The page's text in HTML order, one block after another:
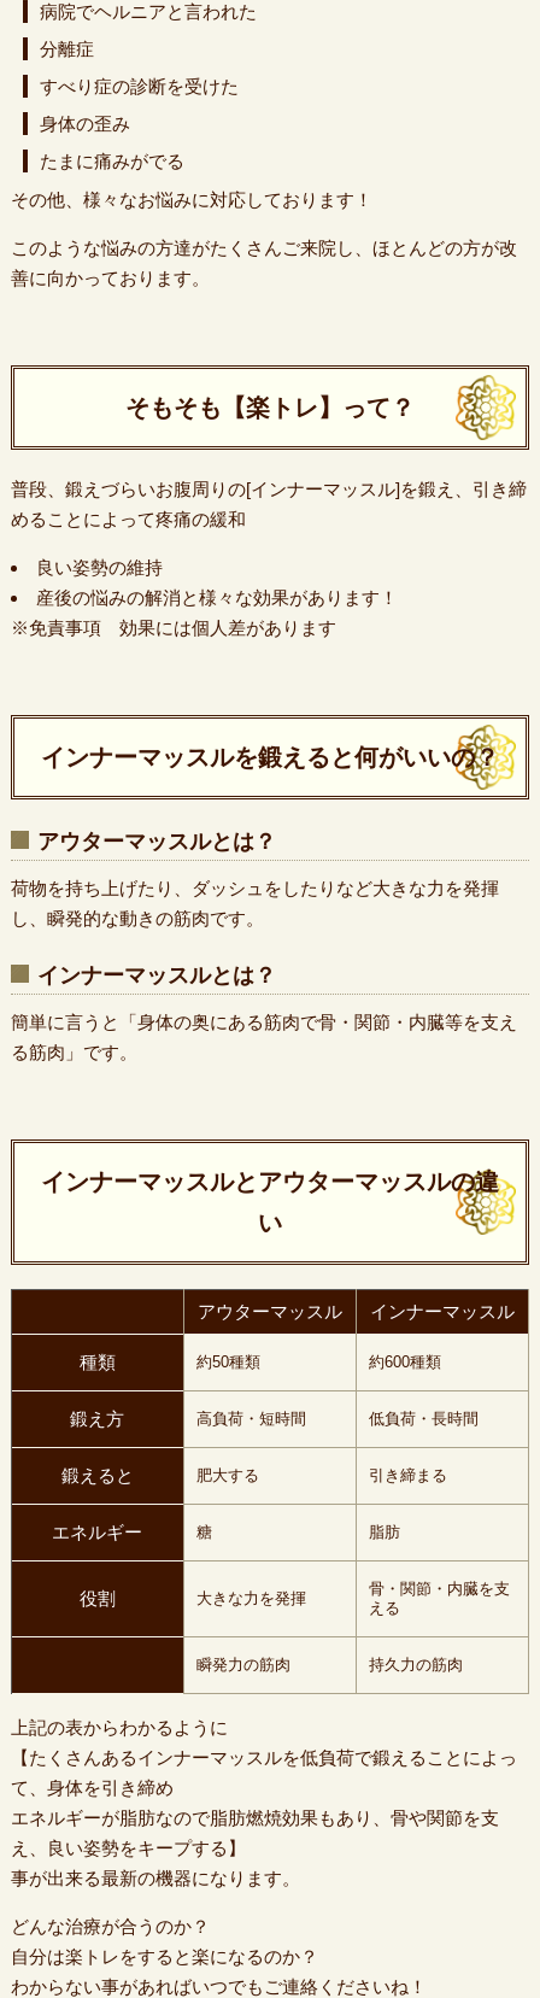
病院でヘルニアと言われた
分離症
すべり症の診断を受けた
身体の歪み
たまに痛みがでる
その他、様々なお悩みに対応しております！
このような悩みの方達がたくさんご来院し、ほとんどの方が改
善に向かっております。
そもそも【楽トレ】って？
普段、鍛えづらいお腹周りの[インナーマッスル]を鍛え、引き締
めることによって疼痛の緩和
良い姿勢の維持
産後の悩みの解消と様々な効果があります！
※免責事項 効果には個人差があります
インナーマッスルを鍛えると何がいいの？
アウターマッスルとは？
荷物を持ち上げたり、ダッシュをしたりなど大きな力を発揮
し、瞬発的な動きの筋肉です。
インナーマッスルとは？
簡単に言うと「身体の奥にある筋肉で骨・関節・内臓等を支え
る筋肉」です。
インナーマッスルとアウターマッスルの違
い
アウターマッスル インナーマッスル
種類 約50種類 約600種類
鍛え方 高負荷・短時間 低負荷・長時間
鍛えると 肥大する 引き締まる
エネルギー 糖 脂肪
役割 大きな力を発揮
骨・関節・内臓を支
える
瞬発力の筋肉 持久力の筋肉
上記の表からわかるように
【たくさんあるインナーマッスルを低負荷で鍛えることによっ
て、身体を引き締め
エネルギーが脂肪なので脂肪燃焼効果もあり、骨や関節を支
え、良い姿勢をキープする】
事が出来る最新の機器になります。
どんな治療が合うのか？
自分は楽トレをすると楽になるのか？
わからない事があればいつでもご連絡くださいね！